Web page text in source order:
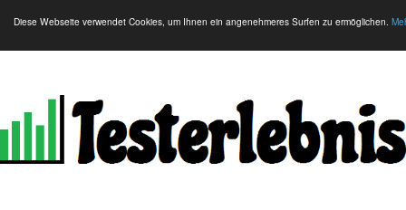
Diese Webseite verwendet Cookies, um Ihnen ein angenehmeres Surfen zu ermöglichen.